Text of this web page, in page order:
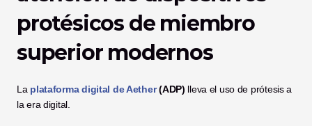
protésicos de miembro
superior modernos
La plataforma digital de Aether (ADP) lleva el uso de prótesis a
la era digital.